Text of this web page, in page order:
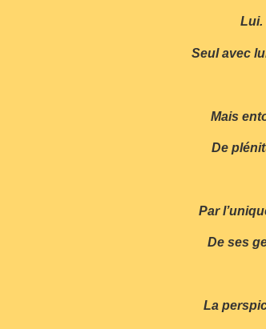
Lui.
Seul avec
Mais
De
Par
De ses
La